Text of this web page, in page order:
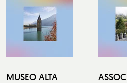
MUSEO ALTA